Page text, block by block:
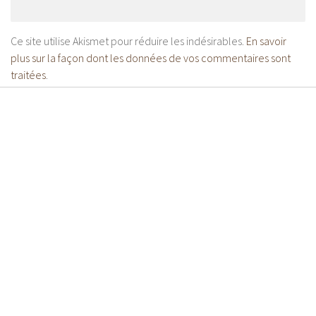
Ce site utilise Akismet pour réduire les indésirables. En savoir
plus sur la façon dont les données de vos commentaires sont
traitées.